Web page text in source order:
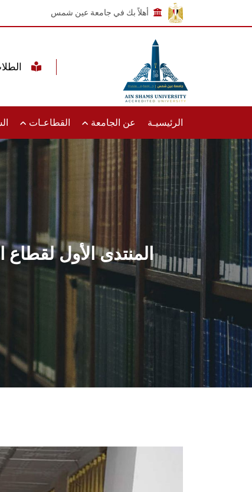
أهلاً بك في جامعة عين شمس
الرئيسيـة عن الجامعة القطاعـات
المنتدى الأول